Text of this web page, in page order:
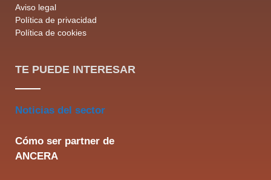
Aviso legal
Política de privacidad
Política de cookies
TE PUEDE INTERESAR
Noticias del sector
Cómo ser partner de
ANCERA